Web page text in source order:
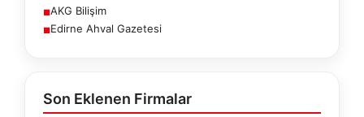
■AKG Bilişim
■Edirne Ahval Gazetesi
Son Eklenen Firmalar